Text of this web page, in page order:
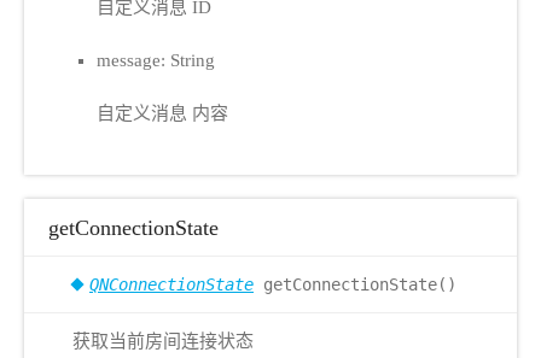
自定义消息 ID
message: String
自定义消息 内容
getConnectionState
QNConnectionState getConnectionState()
获取当前房间连接状态